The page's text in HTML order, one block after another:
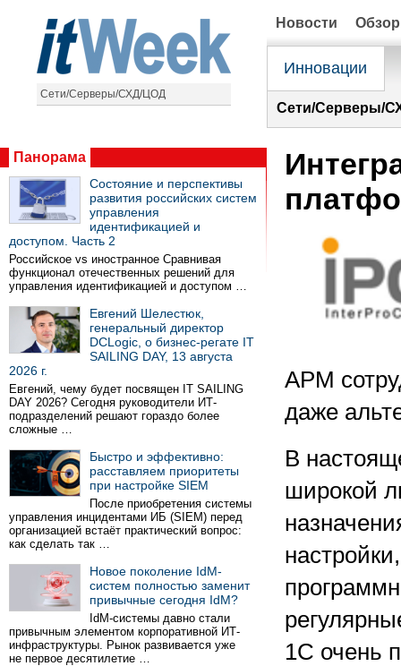
Сети/Серверы/СХД/ЦОД
Новости
Инновации
Сети/Серверы/
Панорама
Состояние и перспективы
развития российских систем
управления
идентификацией и
доступом. Часть 2
Российское vs иностранное Сравнивая
функционал отечественных решений для
управления идентификацией и доступом …
Евгений Шелестюк,
генеральный директор
DCLogic, о бизнес-регате IT
SAILING DAY, 13 августа
2026 г.
Евгений, чему будет посвящен IT SAILING
DAY 2026? Сегодня руководители ИТ-
подразделений решают гораздо более
сложные …
Быстро и эффективно:
расставляем приоритеты
при настройке SIEM
После приобретения системы
управления инцидентами ИБ (SIEM) перед
организацией встаёт практический вопрос:
как сделать так …
Новое поколение IdM-
систем полностью заменит
привычные сегодня IdM?
IdM-системы давно стали
привычным элементом корпоративной ИТ-
инфраструктуры. Рынок развивается уже
не первое десятилетие …
АРМ
даже
В
широкой
1С очень